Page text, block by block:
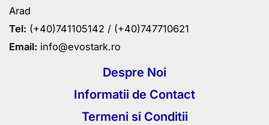
Arad
Tel: (+40)741105142 / (+40)747710621
Email: info@evostark.ro
Despre Noi
Informatii de Contact
Termeni si Conditii